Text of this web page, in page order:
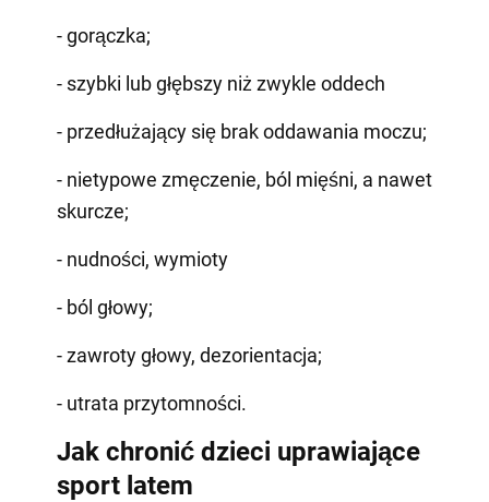
- gorączka;
- szybki lub głębszy niż zwykle oddech
- przedłużający się brak oddawania moczu;
- nietypowe zmęczenie, ból mięśni, a nawet
skurcze;
- nudności, wymioty
- ból głowy;
- zawroty głowy, dezorientacja;
- utrata przytomności.
Jak chronić dzieci uprawiające
sport latem